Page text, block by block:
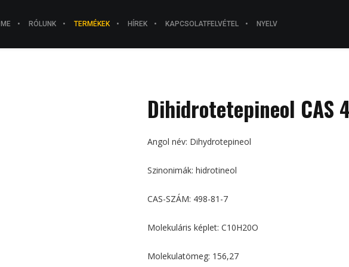
RÓLUNK TERMÉKEK HÍREK KAPCSOLATFELVÉTEL NYELV
Dihidrotetepineol CAS
Angol név: Dihydrotepineol
Szinonimák: hidrotineol
CAS-SZÁM: 498-81-7
Molekuláris képlet: C10H20O
Molekulatömeg: 156,27